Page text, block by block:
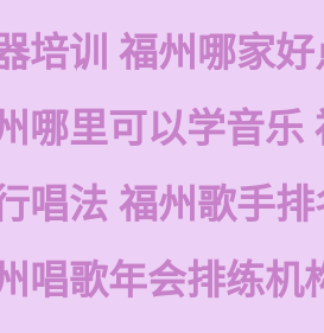
培训 福州哪家好
哪里可以学音乐
唱法 福州歌手排
唱歌年会排练机